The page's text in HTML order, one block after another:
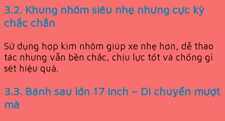
3.2. Khung nhôm siêu nhẹ nhưng cực kỳ
chắc chắn
Sử dụng hợp kim nhôm giúp xe nhẹ hơn, dễ thao
tác nhưng vẫn bền chắc, chịu lực tốt và chống gỉ
sét hiệu quả.
3.3. Bánh sau lớn 17 inch – Di chuyển mượt
mà